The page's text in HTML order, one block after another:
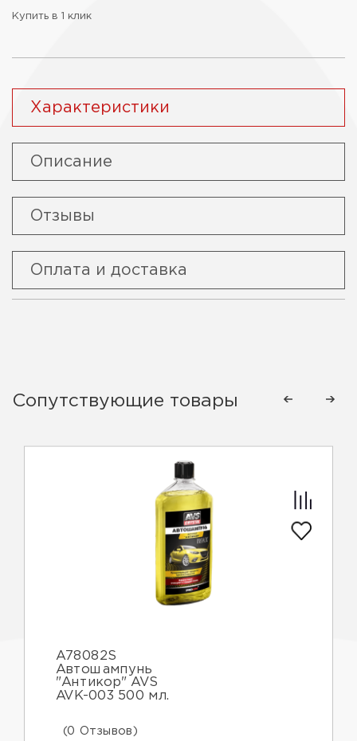
Купить в 1 клик
Характеристики
Описание
Отзывы
Оплата и доставка
Сопутствующие товары
A78082S
Автошампунь
"Антикор" AVS
AVK-003 500 мл.
(0 Отзывов)